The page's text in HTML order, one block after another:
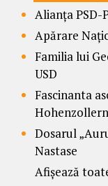
Alianța
Apărare
Familia lui
USD
Fascinanta
Dosarul
Nastase
Afișează